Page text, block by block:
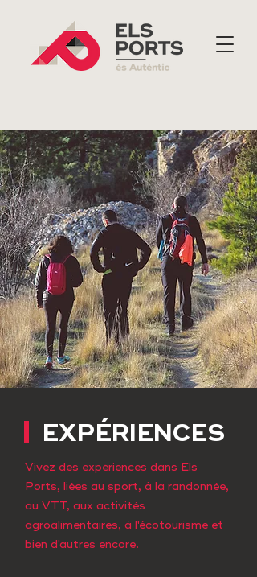
EXPÉRIENCES
Vivez des expériences dans Els
Ports, liées au sport, à la randonnée,
au VTT, aux activités
agroalimentaires, à l'écotourisme et
bien d'autres encore.